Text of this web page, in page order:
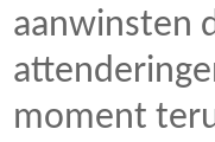
aanwinsten
moment